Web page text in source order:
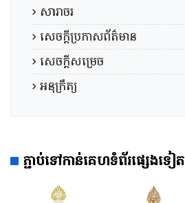
សារាចរ
សេចក្តីប្រកាសព័ត៌មាន
សេចក្តីសម្រេច
អនុក្រឹត្យ
ភ្ជាប់ទៅកាន់គេហទំព័រផ្សេងទៀត